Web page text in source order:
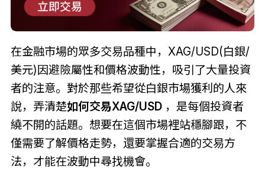
在金融市場的眾多交易品種中，XAG/USD(白銀/
美元)因避險屬性和價格波動性，吸引了大量投資
者的注意。對於那些希望從白銀市場獲利的人來
說，弄清楚如何交易XAG/USD，是每個投資者
繞不開的話題。想要在這個市場裡站穩腳跟，不
僅需要了解價格走勢，還要掌握合適的交易方
法，才能在波動中尋找機會。